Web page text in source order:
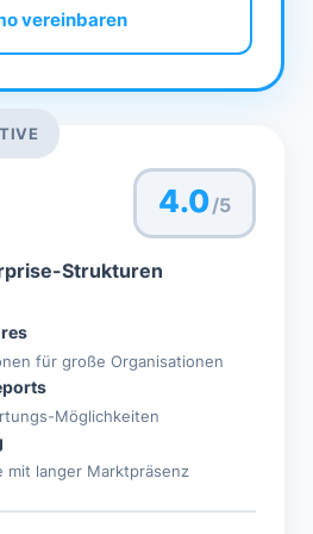
vereinbaren
4.0/5
Strukturen
für große Organisationen
Möglichkeiten
mit langer Marktpräsenz